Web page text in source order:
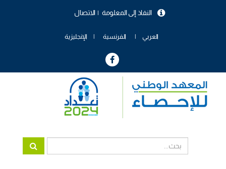
الاتصال النفاذ إلى المعلومة
العربي الفرنسية الإنجليزية